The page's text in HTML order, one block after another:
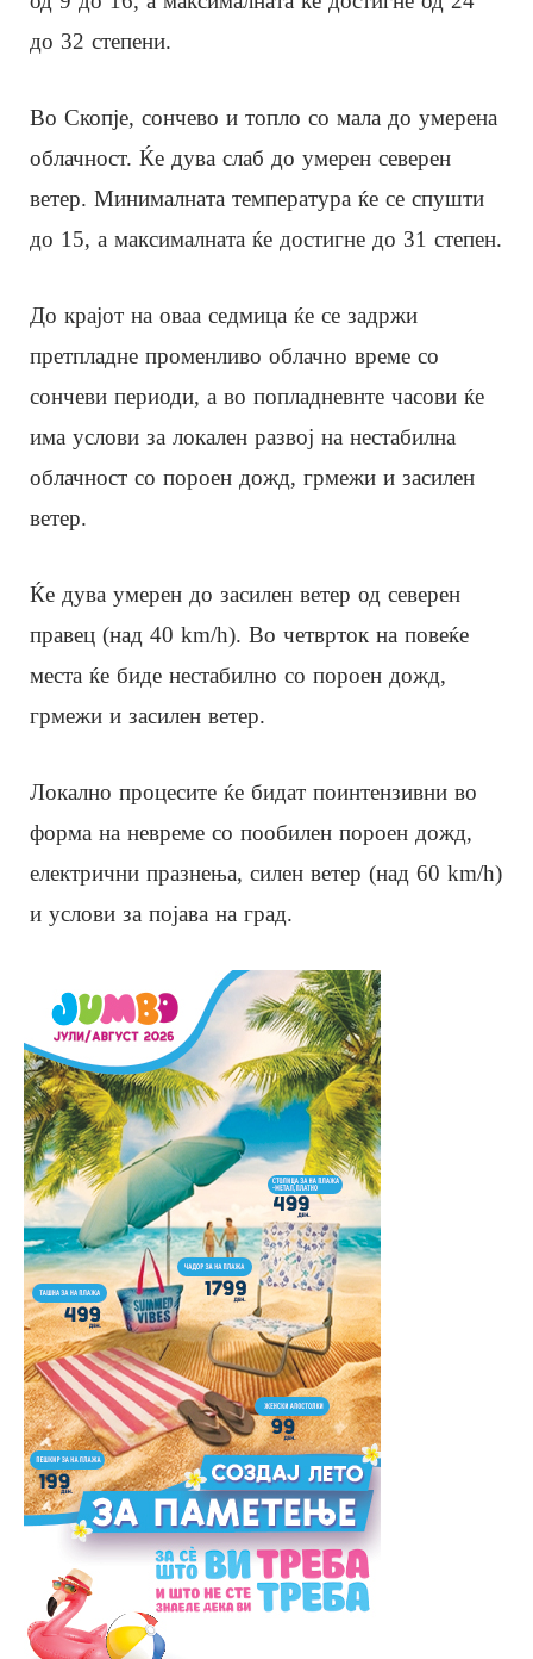
до 32 степени.
Во Скопје, сончево и топло со мала до умерена
облачност. Ќе дува слаб до умерен северен
ветер. Минималната температура ќе се спушти
до 15, а максималната ќе достигне до 31 степен.
До крајот на оваа седмица ќе се задржи
претпладне променливо облачно време со
сончеви периоди, а во попладневнте часови ќе
има услови за локален развој на нестабилна
облачност со пороен дожд, грмежи и засилен
ветер.
Ќе дува умерен до засилен ветер од северен
правец (над 40 km/h). Во четврток на повеќе
места ќе биде нестабилно со пороен дожд,
грмежи и засилен ветер.
Локално процесите ќе бидат поинтензивни во
форма на невреме со пообилен пороен дожд,
електрични празнења, силен ветер (над 60 km/h)
и услови за појава на град.